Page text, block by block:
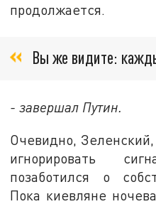
продолжается.
Вы же видите:
- завершал Путин.
Очевидно,
игнорировать
позаботился о
Пока киевляне